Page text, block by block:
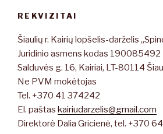
REKVIZITAI
Šiaulių r. Kairių lopšelis-darželis
Juridinio asmens kodas 190085492
Salduvės g. 16, Kairiai, LT-80114
Ne PVM mokėtojas
Tel. +370 41 374242
El. paštas kairiudarzelis@gmail.com
Direktorė Dalia Gricienė, tel. +370